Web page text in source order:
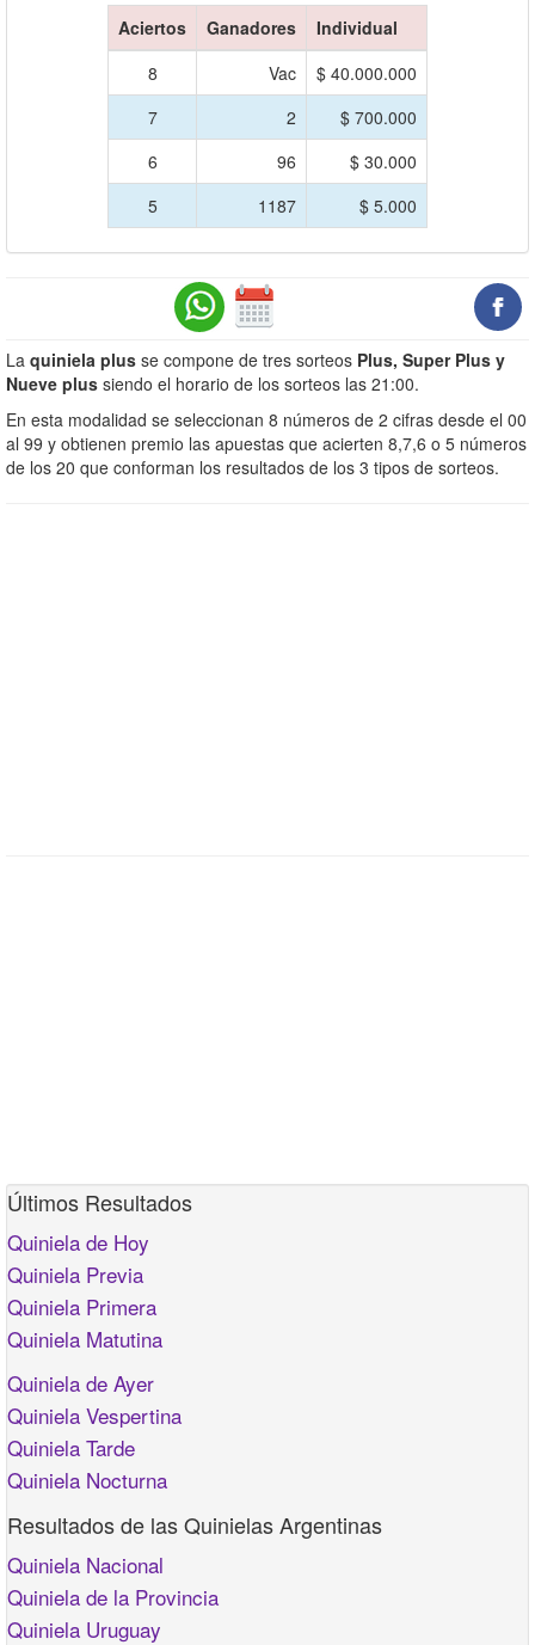
Aciertos Ganadores
Individual
8
Vac
$ 40.000.000
7
2
$ 700.000
6
96
$ 30.000
5
1187 $ 5.000
La quiniela plus se compone de tres sorteos Plus, Super Plus y
Nueve plus siendo el horario de los sorteos las 21:00.
En esta modalidad se seleccionan 8 números de 2 cifras desde el 00
al 99 y obtienen premio las apuestas que acierten 8,7,6 o 5 números
de los 20 que conforman los resultados de los 3 tipos de sorteos.
Últimos Resultados
Quiniela de Hoy
Quiniela Previa
Quiniela Primera
Quiniela Matutina
Quiniela de Ayer
Quiniela Vespertina
Quiniela Tarde
Quiniela Nocturna
Resultados de las Quinielas Argentinas
Quiniela Nacional
Quiniela de la Provincia
Quiniela Uruguay